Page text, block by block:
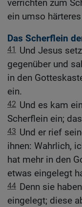
verrichten zum
ein umso
Das Scherflein
41
Und Jesus
gegenüber und
in den
ein.
42 Und es kam
Scherflein ein;
43 Und er rief
ihnen: Wahrlich,
hat mehr in den
etwas eingelegt
44 Denn sie
eingelegt; diese